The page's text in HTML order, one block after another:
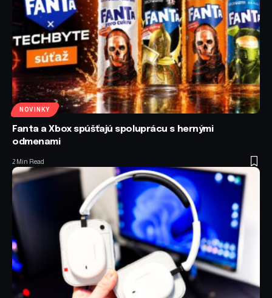
NOVINKY
Fanta a Xbox spúšťajú spoluprácu s hernými
odmenami
2 Min Read